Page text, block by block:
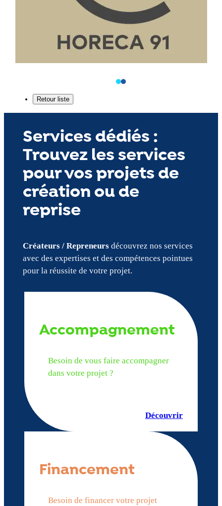
Services dédiés :
Trouvez les services
pour vos projets de
création ou de
reprise
Créateurs / Repreneursdécouvrez nos services
avec des expertises et des compétences pointues
pour la réussite de votre projet.
Accompagnement
Besoin de vous faire accompagner
dans votre projet ?
Découvrir
Financement
Besoin de financer votre projet